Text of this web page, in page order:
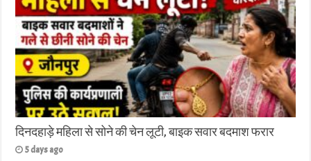
दिनदहाड़े महिला से सोने की चेन लूटी, बाइक सवार बदमाश फरार
5 days ago